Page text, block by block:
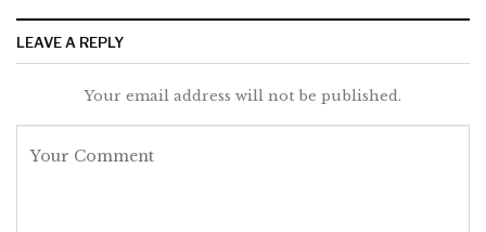
LEAVE A REPLY
Your email address will not be published.